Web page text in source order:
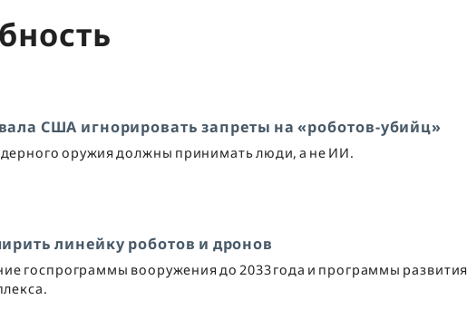
США игнорировать запреты на «роботов-убийц»
оружия должны принимать люди, а не ИИ.
линейку роботов и дронов
госпрограммы вооружения до 2033 года и программы развития